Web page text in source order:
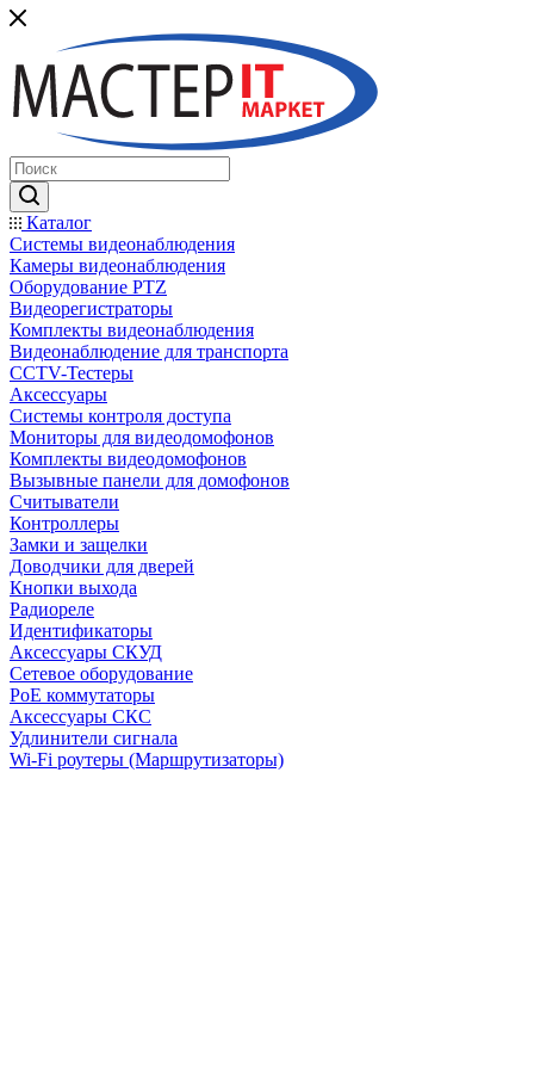
Каталог
Системы видеонаблюдения
Камеры видеонаблюдения
Оборудование PTZ
Видеорегистраторы
Комплекты видеонаблюдения
Видеонаблюдение для транспорта
CCTV-Тестеры
Аксессуары
Системы контроля доступа
Мониторы для видеодомофонов
Комплекты видеодомофонов
Вызывные панели для домофонов
Считыватели
Контроллеры
Замки и защелки
Доводчики для дверей
Кнопки выхода
Радиореле
Идентификаторы
Аксессуары СКУД
Сетевое оборудование
PoE коммутаторы
Аксессуары СКС
Удлинители сигнала
Wi-Fi роутеры (Маршрутизаторы)